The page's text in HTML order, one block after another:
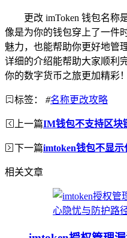
更改 imToken 钱包名称
像是为你的钱包穿上了一件
魅力，也能帮助你更好地管
详细的介绍能帮助大家顺利
你的数字货币之旅更加精彩！
标签： #名称更改攻略
上一篇IM钱包不支持区块
下一篇imtoken钱包不显
相关文章